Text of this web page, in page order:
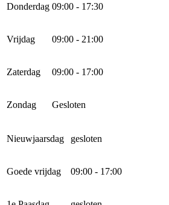
Donderdag 09:00 - 17:30
Vrijdag 09:00 - 21:00
Zaterdag 09:00 - 17:00
Zondag Gesloten
Nieuwjaarsdag gesloten
Goede vrijdag 09:00 - 17:00